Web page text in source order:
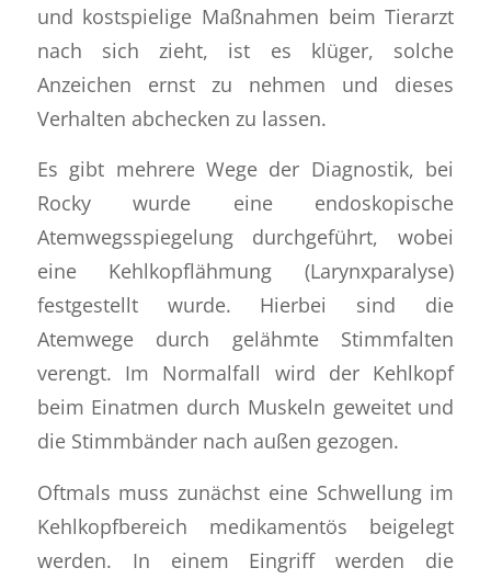
und kostspielige Maßnahmen beim Tierarzt
nach sich zieht, ist es klüger, solche
Anzeichen ernst zu nehmen und dieses
Verhalten abchecken zu lassen.
Es gibt mehrere Wege der Diagnostik, bei
Rocky wurde eine endoskopische
Atemwegsspiegelung durchgeführt, wobei
eine Kehlkopflähmung (Larynxparalyse)
festgestellt wurde. Hierbei sind die
Atemwege durch gelähmte Stimmfalten
verengt. Im Normalfall wird der Kehlkopf
beim Einatmen durch Muskeln geweitet und
die Stimmbänder nach außen gezogen.
Oftmals muss zunächst eine Schwellung im
Kehlkopfbereich medikamentös beigelegt
werden. In einem Eingriff werden die